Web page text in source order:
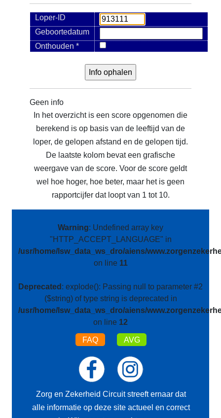
Loper-ID
Geboortedatum
Onthouden *
Geen info
In het overzicht is een score opgenomen die
berekend is op basis van de leeftijd van de
loper, de gelopen afstand en de gelopen tijd.
De laatste kolom bevat een grafische
weergave van de score. Voor de score geldt
wel hoe hoger, hoe beter, maar het is geen
rapportcijfer dat loopt van 1 tot 10.
Warning: Undefined array key
"HTTP_ACCEPT_LANGUAGE" in
/usr/home/lsw_data_ws_dro/aiens/
on line 11
Deprecated : explode(): Passing null to parameter #2
($string) of type string is deprecated in
/usr/home/lsw_data_ws_dro/aiens/
on line 12
FAQ AVG
Zorg en Zekerheid Circuit streeft ernaar dat
alle informatie op deze site actueel en correct